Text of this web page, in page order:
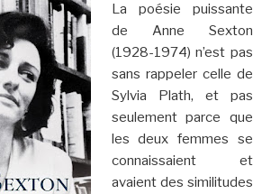
La poésie puissante
de Anne Sexton
(1928-1974) n’est pas
sans rappeler celle de
Sylvia Plath, et pas
seulement parce que
les deux femmes se
connaissaient et
avaient des similitudes